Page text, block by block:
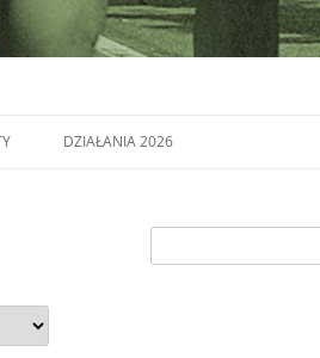
DZIAŁANIA 2026